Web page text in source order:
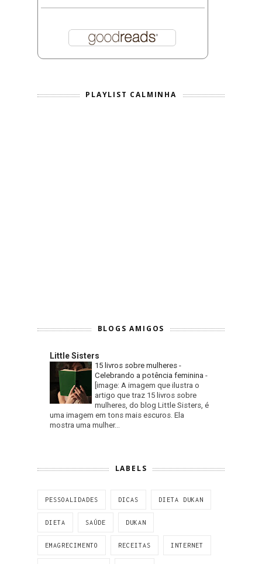
PLAYLIST CALMINHA
BLOGS AMIGOS
Little Sisters
15 livros sobre mulheres -
Celebrando a potência feminina -
[image: A imagem que ilustra o
artigo que traz 15 livros sobre
mulheres, do blog Little Sisters, é
uma imagem em tons mais escuros. Ela
mostra uma mulher...
LABELS
PESSOALIDADES DICAS DIETA DUKAN
DIETA SAÚDE DUKAN
EMAGRECIMENTO RECEITAS INTERNET